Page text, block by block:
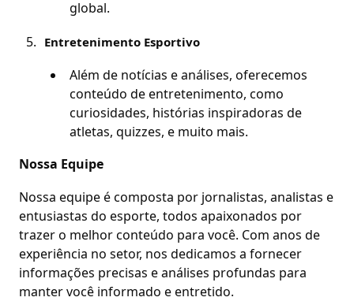
global.
Entretenimento Esportivo
Além de notícias e análises, oferecemos
conteúdo de entretenimento, como
curiosidades, histórias inspiradoras de
atletas, quizzes, e muito mais.
Nossa Equipe
Nossa equipe é composta por jornalistas, analistas e
entusiastas do esporte, todos apaixonados por
trazer o melhor conteúdo para você. Com anos de
experiência no setor, nos dedicamos a fornecer
informações precisas e análises profundas para
manter você informado e entretido.